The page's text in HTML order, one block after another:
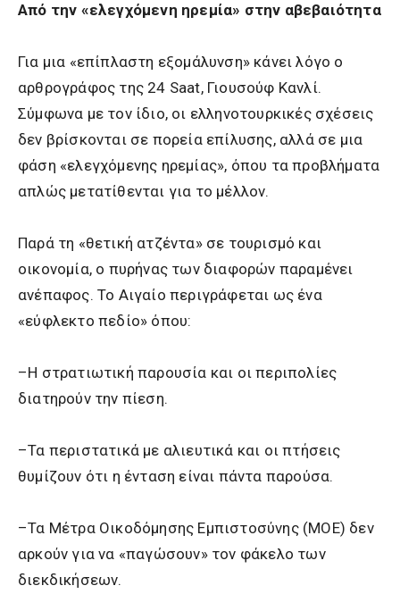
Από την «ελεγχόμενη ηρεμία» στην αβεβαιότητα
Για μια «επίπλαστη εξομάλυνση» κάνει λόγο ο
αρθρογράφος της 24 Saat, Γιουσούφ Κανλί.
Σύμφωνα με τον ίδιο, οι ελληνοτουρκικές σχέσεις
δεν βρίσκονται σε πορεία επίλυσης, αλλά σε μια
φάση «ελεγχόμενης ηρεμίας», όπου τα προβλήματα
απλώς μετατίθενται για το μέλλον.
Παρά τη «θετική ατζέντα» σε τουρισμό και
οικονομία, ο πυρήνας των διαφορών παραμένει
ανέπαφος. Το Αιγαίο περιγράφεται ως ένα
«εύφλεκτο πεδίο» όπου:
–Η στρατιωτική παρουσία και οι περιπολίες
διατηρούν την πίεση.
–Τα περιστατικά με αλιευτικά και οι πτήσεις
θυμίζουν ότι η ένταση είναι πάντα παρούσα.
–Τα Μέτρα Οικοδόμησης Εμπιστοσύνης (ΜΟΕ) δεν
αρκούν για να «παγώσουν» τον φάκελο των
διεκδικήσεων.